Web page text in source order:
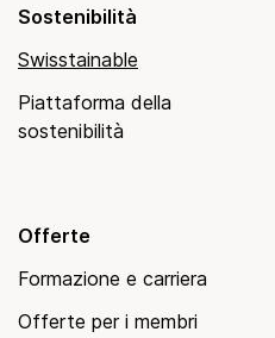
Sostenibilità
Swisstainable
Piattaforma della
sostenibilità
Offerte
Formazione e carriera
Offerte per i membri